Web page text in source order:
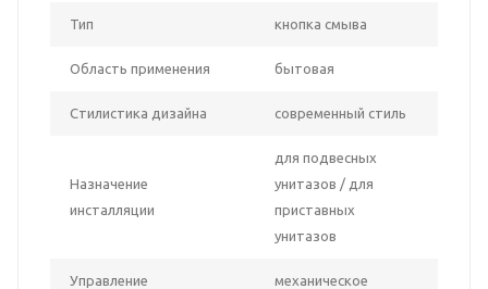
Тип кнопка смыва
Область применения бытовая
Стилистика дизайна современный стиль
Назначение
инсталляции
для подвесных
унитазов / для
приставных
унитазов
Управление механическое